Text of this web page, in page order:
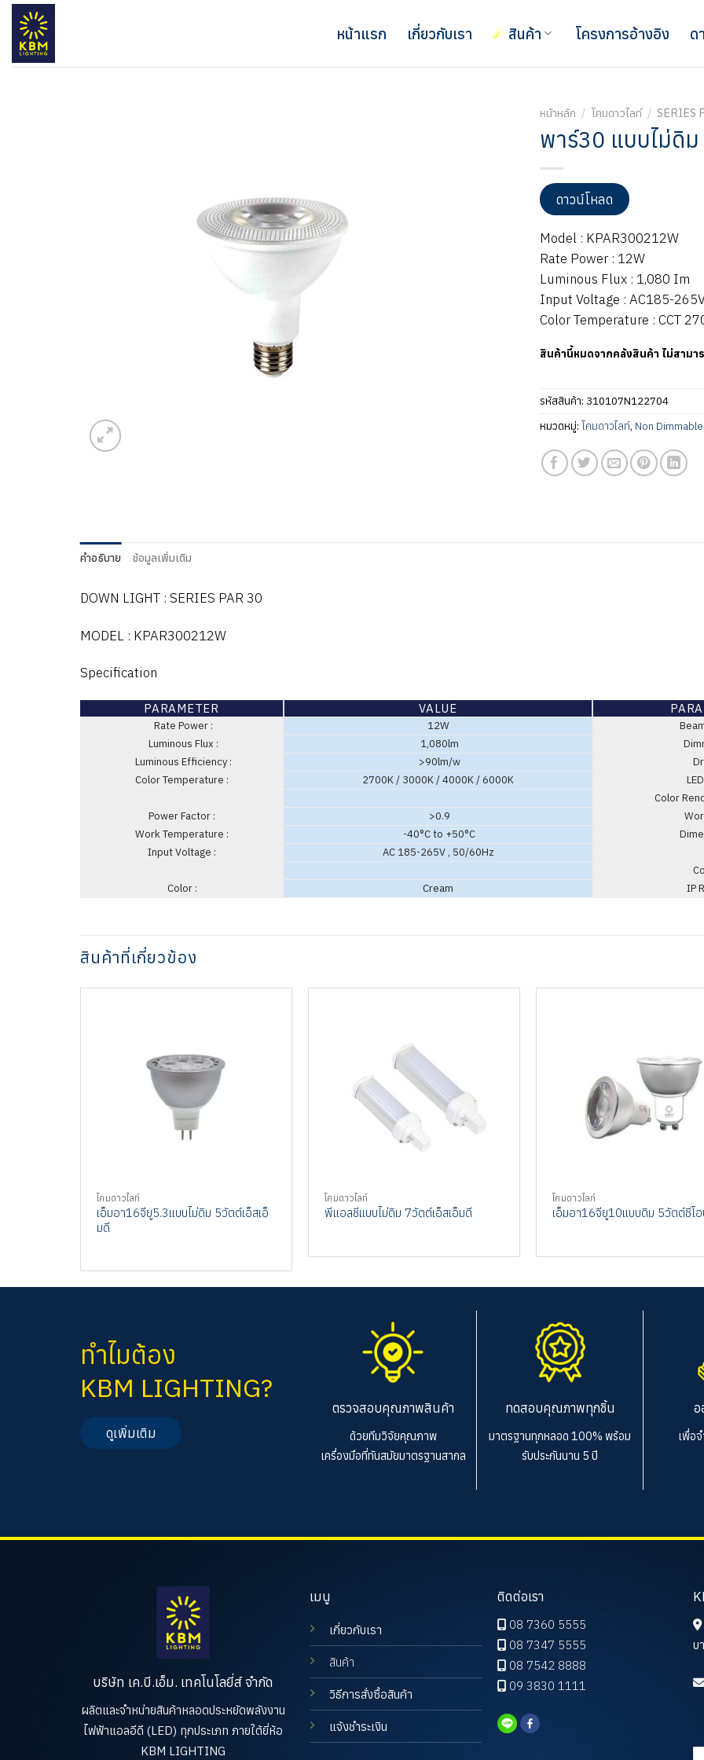
ข้าม
เนื้อหา
หน้าแรก เกี่ยวกับเรา สินค้า โครงการอ้างอิง ด
หน้าหลัก / โคมดาวไลท์ / SERIES
พาร์30 แบบไม่ดิ
ดาวน์โหลด
Model : KPAR300212W
Rate Power : 12W
Luminous Flux : 1,080 Im
Input Voltage : AC185-
Color Temperature : CCT
สินค้านี้หมดจากคลังสินค้า ไม่สามา
รหัสสินค้า: 310107N122704
หมวดหมู่: โคมดาวไลท์, Non Dimmable
คำอธิบาย ข้อมูลเพิ่มเติม
DOWN LIGHT : SERIES PAR 30
MODEL : KPAR300212W
Specification
PARAMETER VALUE
Rate Power : 12W
Luminous Flux :
1,080lm
Luminous Efficiency :
>90lm/w
Color Temperature :
2700K / 3000K / 4000K / 6000K
Color
Power Factor :
>0.9
Work Temperature :
-40°C to +50°C
Input Voltage :
AC 185-265V , 50/60Hz
Color :
Cream IP
สินค้าที่เกี่ยวข้อง
โคมดาวไลท์
เอ็มอา16จียู5.3แบบไม่ดิม 5วัตต์เอ็สเอ็
มดี
โคมดาวไลท์
พีแอลชีแบบไม่ดิม 7วัตต์เอ็สเอ็มดี
โคมดาวไลท์
เอ็มอา16จียู10แบบดิม 5วัตต์ชีโ
ทำไมต้อง
KBM LIGHTING?
ดูเพิ่มเติม
ตรวจสอบคุณภาพสินค้า
ด้วยทีมวิจัยคุณภาพ
เครื่องมือที่ทันสมัยมาตรฐานสากล
ทดสอบคุณภาพทุกชิ้น
มาตรฐานทุกหลอด 100% พร้อม
รับประกันนาน 5 ปี
อ
เพื่อ
บริษัท เค.บี.เอ็ม. เทคโนโลยี่ส์ จำกัด
ผลิตและจำหน่ายสินค้าหลอดประหยัดพลังงาน
ไฟฟ้าแอลอีดี (LED) ทุกประเภท ภายใต้ยี่ห้อ
KBM LIGHTING
เมนู
เกี่ยวกับเรา
สินค้า
วิธีการสั่งซื้อสินค้า
แจ้งชำระเงิน
ติดต่อเรา
08 7360 5555
08 7347 5555
08 7542 8888
09 3830 1111
บ